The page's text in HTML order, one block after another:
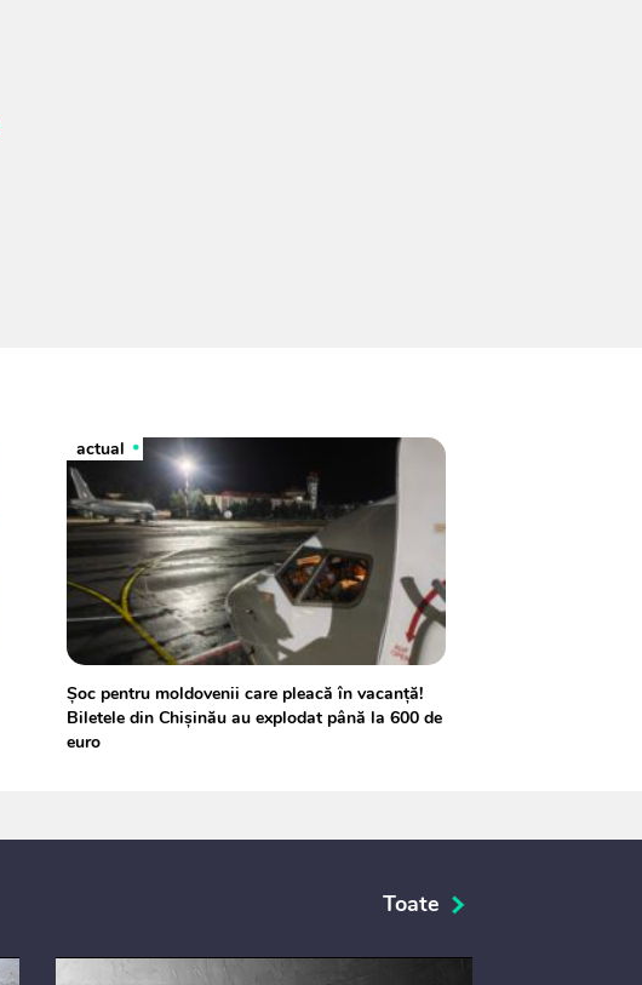
actual
Șoc pentru moldovenii care pleacă în vacanță!
Biletele din Chișinău au explodat până la 600 de
euro
Toate